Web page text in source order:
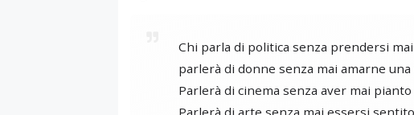
Chi parla di politica senza prendersi
parlerà di donne senza mai amarne una
Parlerà di cinema senza aver mai